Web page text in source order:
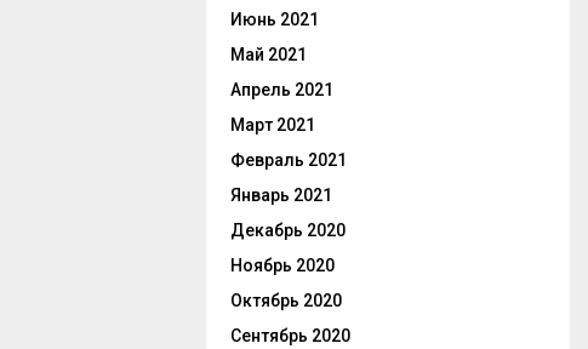
Июнь 2021
Май 2021
Апрель 2021
Март 2021
Февраль 2021
Январь 2021
Декабрь 2020
Ноябрь 2020
Октябрь 2020
Сентябрь 2020